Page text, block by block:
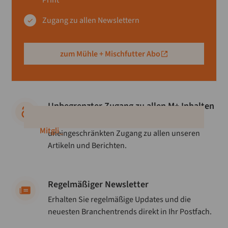
Zugang zu allen Newslettern
zum Mühle + Mischfutter Abo
Unbegrenzter Zugang zu allen M+ Inhalten
uneingeschränkten Zugang zu allen unseren
Artikeln und Berichten.
Regelmäßiger Newsletter
Erhalten Sie regelmäßige Updates und die
neuesten Branchentrends direkt in Ihr Postfach.
Abonnieren Sie unseren Newsletter.
Direkt in Ihr Postfach.
_
Mehr zum ThemaMühle